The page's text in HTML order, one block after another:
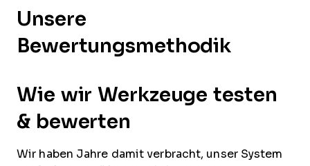
Unsere
Bewertungsmethodik
Wie wir Werkzeuge testen
& bewerten
Wir haben Jahre damit verbracht, unser System